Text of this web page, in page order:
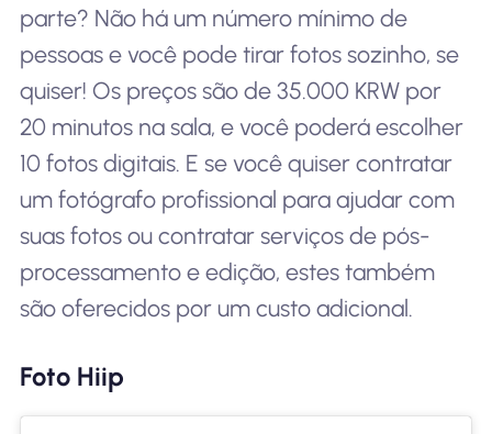
parte? Não há um número mínimo de
pessoas e você pode tirar fotos sozinho, se
quiser! Os preços são de 35.000 KRW por
20 minutos na sala, e você poderá escolher
10 fotos digitais. E se você quiser contratar
um fotógrafo profissional para ajudar com
suas fotos ou contratar serviços de pós-
processamento e edição, estes também
são oferecidos por um custo adicional.
Foto Hiip